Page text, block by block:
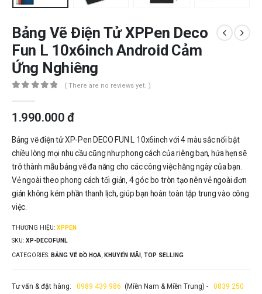
Bảng Vẽ Điện Tử XPPen Deco
Fun L 10x6inch Android Cảm
Ứng Nghiêng
( There are no reviews yet. )
1.990.000 đ
Bảng vẽ điện tử XP-Pen DECO FUN L 10x6inch với 4 màu sắc nổi bật
chiều lòng mọi nhu cầu cũng như phong cách của riêng bạn, hứa hẹn sẽ
trở thành mẫu bảng vẽ đa năng cho các công việc hằng ngày của bạn.
Vẻ ngoài theo phong cách tối giản, 4 góc bo tròn tạo nên vẻ ngoài đơn
giản không kém phần thanh lịch, giúp bạn hoàn toàn tập trung vào công
việc.
THƯƠNG HIỆU: XPPEN
SKU: XP-DECOFUNL
CATEGORIES: BẢNG VẼ ĐỒ HỌA, KHUYẾN MÃI, TOP SELLING
Tư vấn & đặt hàng: 0989 439 986 (Miền Nam & Miền Trung) - 0839 250